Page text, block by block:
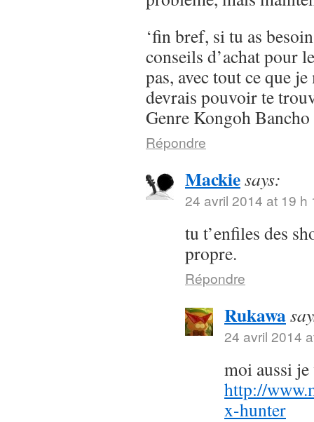
‘fin bref, si tu as
conseils d’achat pour
pas, avec tout ce que
devrais pouvoir te
Genre Kongoh Bancho
Répondre
Mackiesays:
24 avril 2014 at 19 h
tu t’enfiles des
propre.
Répondre
Rukawa
24 avril 2014
moi aussi
http://
x-hunter